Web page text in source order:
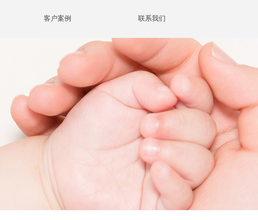
客户案例 联系我们